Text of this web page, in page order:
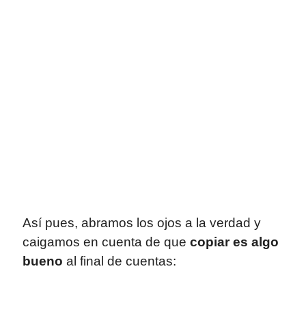
Así pues, abramos los ojos a la verdad y
caigamos en cuenta de que copiar es algo
bueno al final de cuentas: